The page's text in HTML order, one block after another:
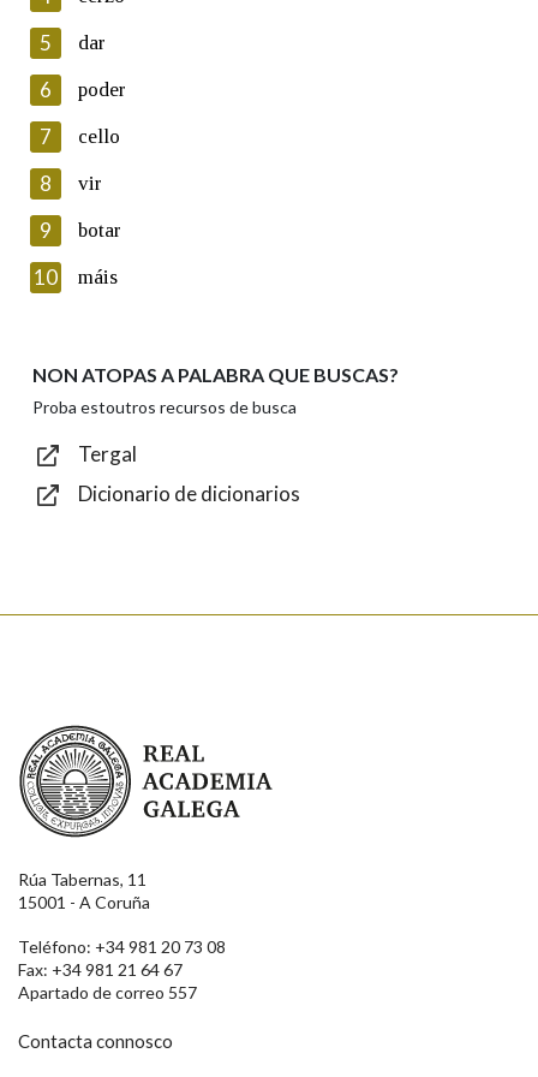
Lin e acepto as condicións da política de
Introduce o código que aparece na imaxe:
Texto de verificación
Enviar
5 dar
6 poder
7 cello
8 vir
9 botar
10 máis
NON ATOPAS A PALABRA QUE BUSCAS?
Proba estoutros recursos de busca
Tergal
Dicionario de dicionarios
Real Academia Galega
Rúa Tabernas, 11
15001 - A Coruña
Teléfono: +34 981 20 73 08
Fax: +34 981 21 64 67
Apartado de correo 557
Contacta connosco